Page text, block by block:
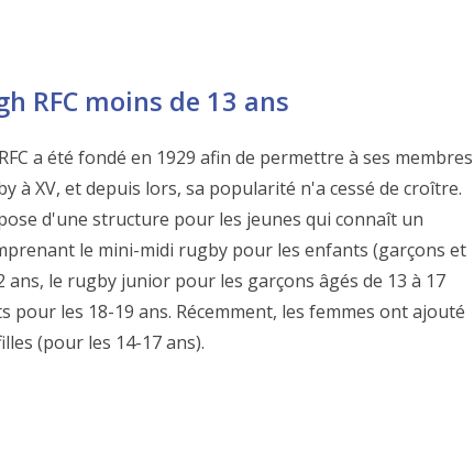
RFC moins de 13 ans
a été fondé en 1929 afin de permettre à ses membres
à XV, et depuis lors, sa popularité n'a cessé de croître.
d'une structure pour les jeunes qui connaît un
le mini-midi rugby pour les enfants (garçons et
ans, le rugby junior pour les garçons âgés de 13 à 17
pour les 18-19 ans. Récemment, les femmes ont ajouté
(pour les 14-17 ans).